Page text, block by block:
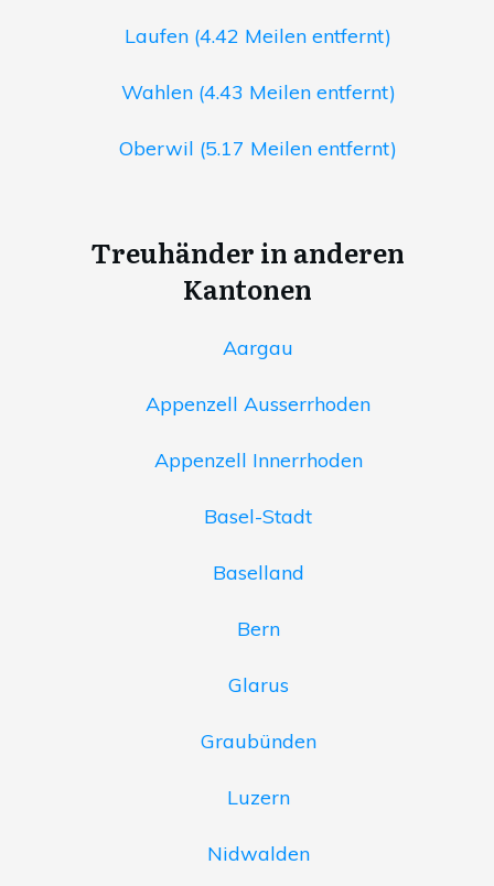
Laufen (4.42 Meilen entfernt)
Wahlen (4.43 Meilen entfernt)
Oberwil (5.17 Meilen entfernt)
Treuhänder in anderen
Kantonen
Aargau
Appenzell Ausserrhoden
Appenzell Innerrhoden
Basel-Stadt
Baselland
Bern
Glarus
Graubünden
Luzern
Nidwalden